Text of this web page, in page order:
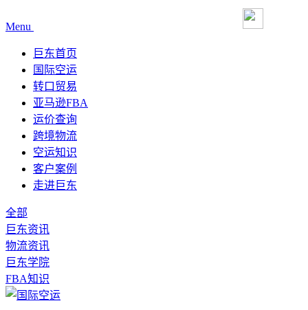
Menu
巨东首页
国际空运
转口贸易
亚马逊FBA
运价查询
跨境物流
空运知识
客户案例
走进巨东
全部
巨东资讯
物流资讯
巨东学院
FBA知识